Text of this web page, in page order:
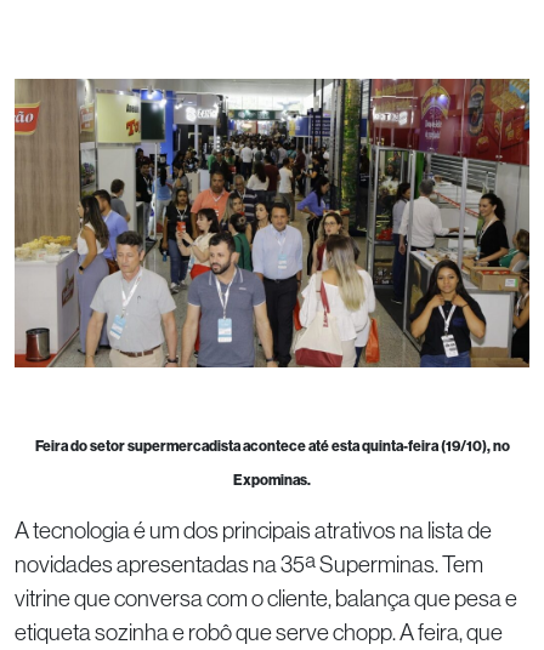
Feira do setor supermercadista acontece até esta quinta-feira (19/10), no
Expominas.
A tecnologia é um dos principais atrativos na lista de
novidades apresentadas na 35ª Superminas. Tem
vitrine que conversa com o cliente, balança que pesa e
etiqueta sozinha e robô que serve chopp. A feira, que